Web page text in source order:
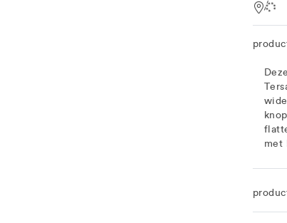
met